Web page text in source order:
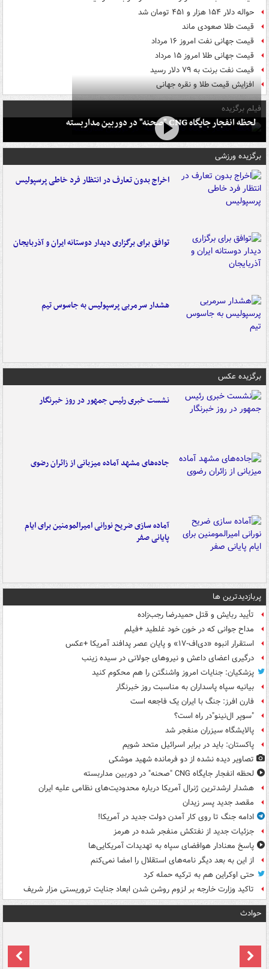
حواله دلار ۱۵۴ هزار و ۴۵۱ تومان شد
قیمت طلا صعودی ماند
قیمت جهانی نفت امروز ۱۶ مرداد
قیمت جهانی طلا امروز ۱۵ مرداد
قیمت نفت برنت به ۷۹ دلار رسید
افزایش قیمت طلا و نقره جهانی
فیلم برگزیده
لحظه انفجار جایگاه CNG "صحنه" در دوربین مداربسته
برگزیده ورزشی
اخراج بدون تعارف در انتظار فرد خاطی پرسپولیس
توافق برای برگزاری دیدار دوستانه ایران و آذربایجان
هشدار سرمربی پرسپولیس به جاسوس تیم
برگزیده عکس
نشست خبری رئیس جمهور در روز خبرنگار
جاده‌های مشهد آماده میزبانی از زائران رضوی
آماده سازی ضریح نورانی امیرالمومنین برای ایام
پایانی صفر
پربازدیدترین ها
تأیید ربایش و قتل حمیدرضا رجب‌زاده
مداح جوانی که در خون خود غلطید +فیلم
استقرار انبوه «دی‌اف‑۱۷» و پایان عصر پدافند آمریکا +عکس
درگیری اعضای داعش و نیروهای جولانی در سیده زینب
پزشکیان: جنایات امروز واشنگتن را هم محکوم کنید
بیانیه سپاه پاسداران به مناسبت روز خبرنگار
فارن افرز: جنگ با ایران یک فاجعه است
"سوپر ال‌نینو"در راه است؟
پالایشگاه سیزران منفجر شد
پاکستان: باید در برابر اسرائیل متحد شویم
تصاویر دیده‌ نشده از دو فرمانده شهید موشکی
لحظه انفجار جایگاه CNG "صحنه" در دوربین مداربسته
هشدار ارشدترین ژنرال آمریکا درباره محدودیت‌های نظامی علیه ایران
مقصد جدید پسر زیدان
ادامه جنگ تا روی کار آمدن دولت جدید در آمریکا!
جزئیات جدید از نفتکش منفجر شده در هرمز
پاسخ معنادار هوافضای سپاه به تهدیدات آمریکایی‌ها
از این به بعد دیگر نامه‌های استقلال را امضا نمی‌کنم
حتی اوکراین هم به ترکیه حمله کرد
تاکید وزارت خارجه بر لزوم روشن شدن ابعاد جنایت تروریستی مزار شریف
حوادث